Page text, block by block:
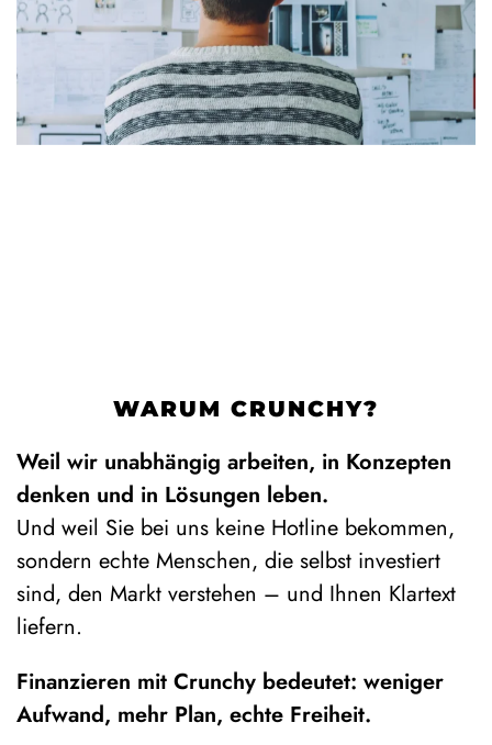
WARUM CRUNCHY?
Weil wir unabhängig arbeiten, in Konzepten
denken und in Lösungen leben.
Und weil Sie bei uns keine Hotline bekommen,
sondern echte Menschen, die selbst investiert
sind, den Markt verstehen – und Ihnen Klartext
liefern.
Finanzieren mit Crunchy bedeutet: weniger
Aufwand, mehr Plan, echte Freiheit.